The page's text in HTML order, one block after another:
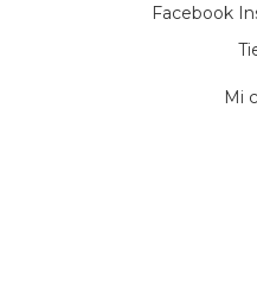
Facebook
Mi